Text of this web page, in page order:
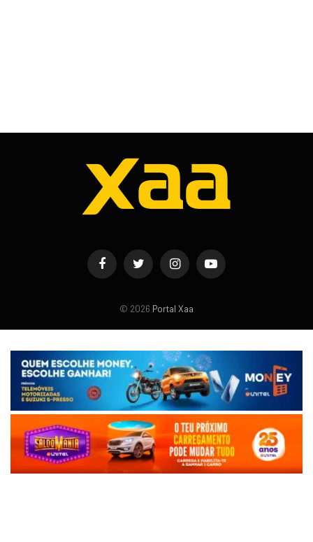
FacebookTwitter InstagramYouTube
© 2026 Portal Xaa